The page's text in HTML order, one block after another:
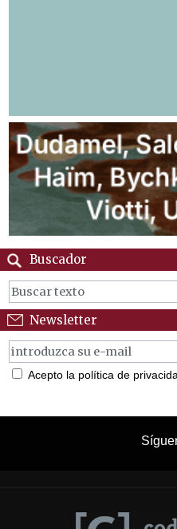
Buscador
Newsletter
Acepto la política de